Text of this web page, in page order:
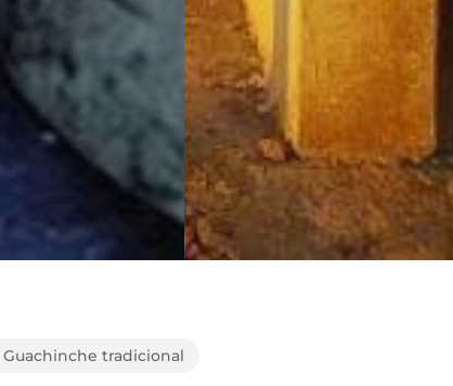
Guachinche tradicional